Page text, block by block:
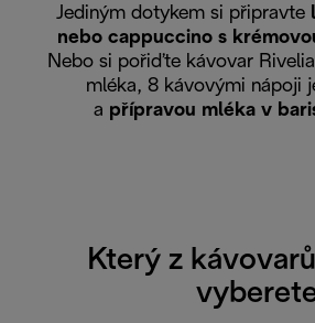
Jediným dotykem si připravte
nebo cappuccino s
Nebo si pořiďte kávovar
mléka, 8 kávovými nápoji
a přípravou mléka v
Který z